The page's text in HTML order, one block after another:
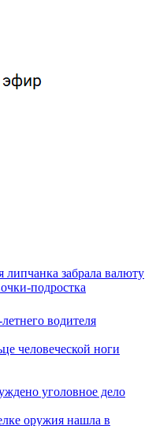
забрала валюту
подростка
водителя
человеческой ноги
уголовное дело
оружия нашла в